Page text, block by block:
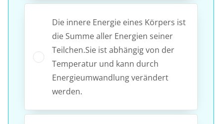
Die innere Energie eines Körpers ist
die Summe aller Energien seiner
Teilchen.Sie ist abhängig von der
Temperatur und kann durch
Energieumwandlung verändert
werden.